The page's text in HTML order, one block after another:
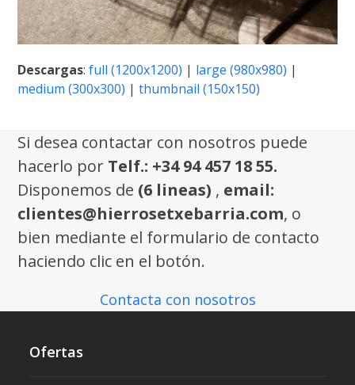
Descargas:full (1200x1200) | large (980x980) |
medium (300x300) |thumbnail (150x150)
Si desea contactar con nosotros puede
hacerlo por Telf.: +34 94 457 18 55.
Disponemos de (6 lineas) , email:
clientes@hierrosetxebarria.com, o
bien mediante el formulario de contacto
haciendo clic en el botón.
Contacta con nosotros
Ofertas